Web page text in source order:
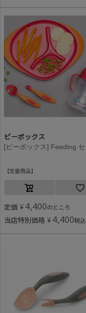
ビーボックス
定番商品
定価 ¥ 4,400のところ
当店特別価格 ¥ 4,400税込